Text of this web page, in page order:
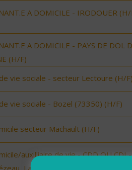
A DOMICILE - IRODOUER (H/
A DOMICILE - PAYS DE DOL
(H/F)
vie sociale - secteur Lectoure (H/F)
vie sociale - Bozel (73350) (H/F)
secteur Machault (H/F)
auxilliaire de vie - CDD OU CDI -
Lampaul-Ploudalmézeau, St